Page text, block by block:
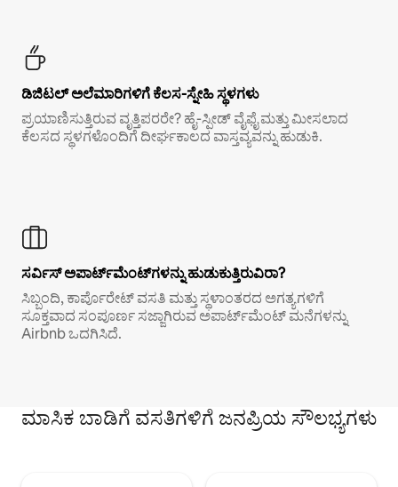
ಡಿಜಿಟಲ್ ಅಲೆಮಾರಿಗಳಿಗೆ ಕೆಲಸ-ಸ್ನೇಹಿ ಸ್ಥಳಗಳು
ಪ್ರಯಾಣಿಸುತ್ತಿರುವ ವೃತ್ತಿಪರರೇ? ಹೈ-ಸ್ಪೀಡ್ ವೈಫೈ ಮತ್ತು ಮೀಸಲಾದ
ಕೆಲಸದ ಸ್ಥಳಗಳೊಂದಿಗೆ ದೀರ್ಘಕಾಲದ ವಾಸ್ತವ್ಯವನ್ನು ಹುಡುಕಿ.
ಸರ್ವಿಸ್ ಅಪಾರ್ಟ್‌ಮೆಂಟ್‌ಗಳನ್ನು ಹುಡುಕುತ್ತಿರುವಿರಾ?
ಸಿಬ್ಬಂದಿ, ಕಾರ್ಪೊರೇಟ್ ವಸತಿ ಮತ್ತು ಸ್ಥಳಾಂತರದ ಅಗತ್ಯಗಳಿಗೆ
ಸೂಕ್ತವಾದ ಸಂಪೂರ್ಣ ಸಜ್ಜಾಗಿರುವ ಅಪಾರ್ಟ್‌ಮೆಂಟ್ ಮನೆಗಳನ್ನು
Airbnb ಒದಗಿಸಿದೆ.
ಮಾಸಿಕ ಬಾಡಿಗೆ ವಸತಿಗಳಿಗೆ ಜನಪ್ರಿಯ ಸೌಲಭ್ಯಗಳು